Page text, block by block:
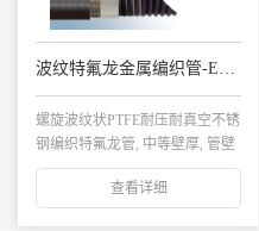
波纹特氟龙金属编织管-EP外层/钢丝增强 TCW1E
螺旋波纹状PTFE耐压耐真空不锈
钢编织特氟龙管, 中等壁厚, 管壁
外置耐...
查看详细